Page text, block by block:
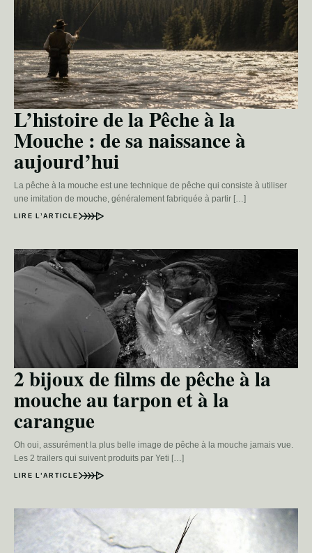
L’histoire de la Pêche à la
Mouche : de sa naissance à
aujourd’hui
La pêche à la mouche est une technique de pêche qui consiste à utiliser
une imitation de mouche, généralement fabriquée à partir […]
LIRE L’ARTICLE
2 bijoux de films de pêche à la
mouche au tarpon et à la
carangue
Oh oui, assurément la plus belle image de pêche à la mouche jamais vue.
Les 2 trailers qui suivent produits par Yeti […]
LIRE L’ARTICLE